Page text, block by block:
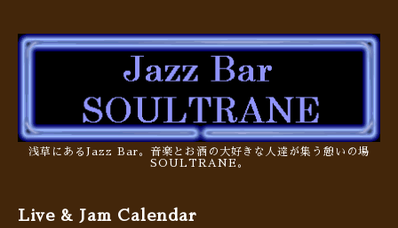
浅草にあるJazz Bar。音楽とお酒の大好きな人達が集う憩いの場
SOULTRANE。
Live & Jam Calendar